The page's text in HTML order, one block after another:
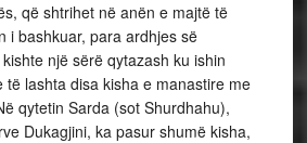
që shtrihet në anën e majtë të
i bashkuar, para ardhjes së
një sërë qytazash ku ishin
të lashta disa kisha e manastire me
qytetin Sarda (sot Shurdhahu),
Dukagjini, ka pasur shumë kisha,